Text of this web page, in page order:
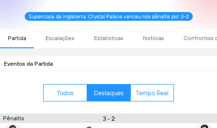
Supercopa da Inglaterra: Crystal Palace venceu nos pênaltis por 3-2
Partida Escalações Estatísticas Notícias Confrontos
Eventos da Partida
Todos Destaques Tempo Real
Pênaltis 3 - 2